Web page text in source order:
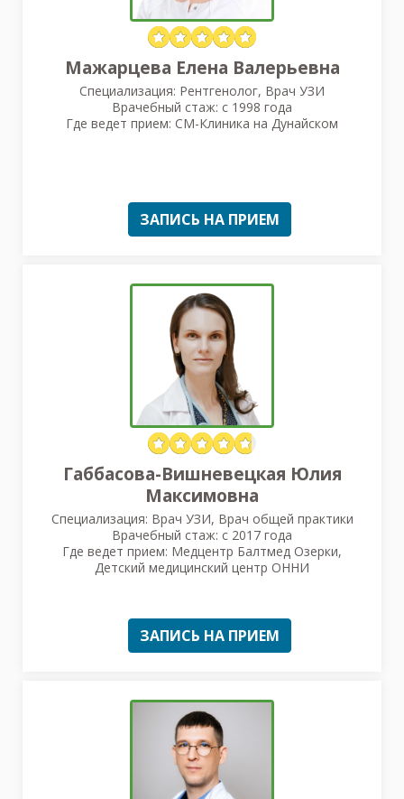
Мажарцева Елена Валерьевна
Специализация: Рентгенолог, Врач УЗИ
Врачебный стаж: с 1998 года
Где ведет прием: СМ-Клиника на Дунайском
ЗАПИСЬ НА ПРИЕМ
Габбасова-Вишневецкая Юлия
Максимовна
Специализация: Врач УЗИ, Врач общей практики
Врачебный стаж: с 2017 года
Где ведет прием: Медцентр Балтмед Озерки,
Детский медицинский центр ОННИ
ЗАПИСЬ НА ПРИЕМ